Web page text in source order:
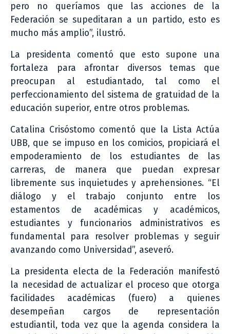
pero no queríamos que las acciones de la
Federación se supeditaran a un partido, esto es
mucho más amplio”, ilustró.
La presidenta comentó que esto supone una
fortaleza para afrontar diversos temas que
preocupan al estudiantado, tal como el
perfeccionamiento del sistema de gratuidad de la
educación superior, entre otros problemas.
Catalina Crisóstomo comentó que la Lista Actúa
UBB, que se impuso en los comicios, propiciará el
empoderamiento de los estudiantes de las
carreras, de manera que puedan expresar
libremente sus inquietudes y aprehensiones. “El
diálogo y el trabajo conjunto entre los
estamentos de académicas y académicos,
estudiantes y funcionarios administrativos es
fundamental para resolver problemas y seguir
avanzando como Universidad”, aseveró.
La presidenta electa de la Federación manifestó
la necesidad de actualizar el proceso que otorga
facilidades académicas (fuero) a quienes
desempeñan cargos de representación
estudiantil, toda vez que la agenda considera la